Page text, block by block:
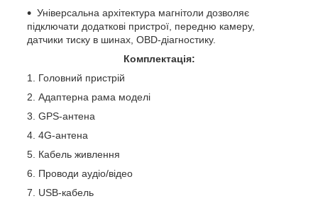
Універсальна архітектура магнітоли дозволяє
підключати додаткові пристрої, передню камеру,
датчики тиску в шинах, OBD-діагностику.
Комплектація:
Головний пристрій
Адаптерна рама моделі
GPS-антена
4G-антена
Кабель живлення
Проводи аудіо/відео
USB-кабель